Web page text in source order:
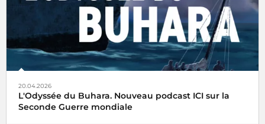
20.04.2026
L'Odyssée du Buhara. Nouveau podcast ICI sur la
Seconde Guerre mondiale